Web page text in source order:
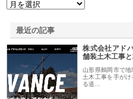
最近の記事
株式会社アド
舗装土木工事
山形県鶴岡市で
土木工事を手が
る道…